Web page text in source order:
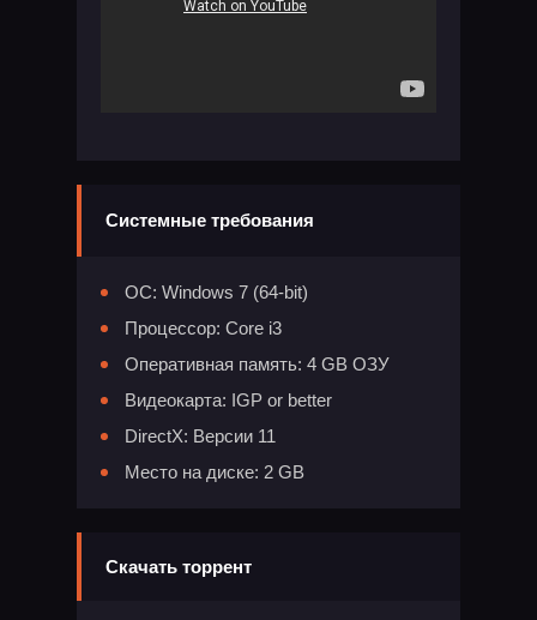
Системные требования
ОС: Windows 7 (64-bit)
Процессор: Core i3
Оперативная память: 4 GB ОЗУ
Видеокарта: IGP or better
DirectX: Версии 11
Место на диске: 2 GB
Скачать торрент